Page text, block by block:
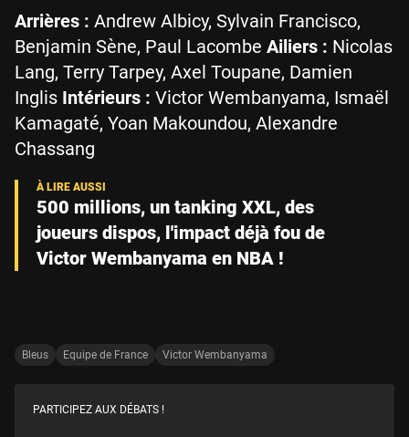
Arrières : Andrew Albicy, Sylvain Francisco,
Benjamin Sène, Paul Lacombe Ailiers : Nicolas
Lang, Terry Tarpey, Axel Toupane, Damien
Inglis Intérieurs : Victor Wembanyama, Ismaël
Kamagaté, Yoan Makoundou, Alexandre
Chassang
500 millions, un tanking XXL, des
joueurs dispos, l'impact déjà fou de
Victor Wembanyama en NBA !
Bleus Equipe de France Victor Wembanyama
PARTICIPEZ AUX DÉBATS !